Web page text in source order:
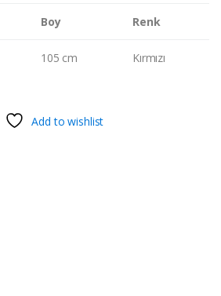
Boy Renk
105 cm Kırmızı
Add to wishlist